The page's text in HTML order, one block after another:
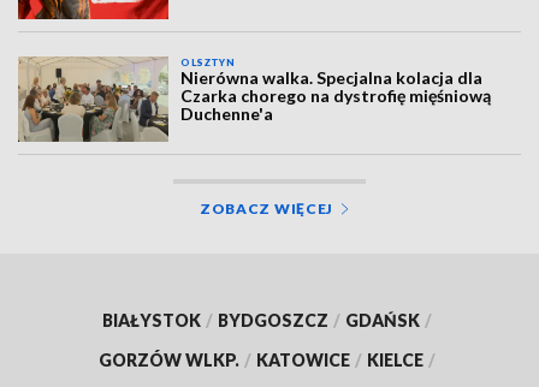
OLSZTYN
Nierówna walka. Specjalna kolacja dla
Czarka chorego na dystrofię mięśniową
Duchenne'a
ZOBACZ WIĘCEJ
BIAŁYSTOK / BYDGOSZCZ / GDAŃSK /
GORZÓW WLKP. / KATOWICE / KIELCE /